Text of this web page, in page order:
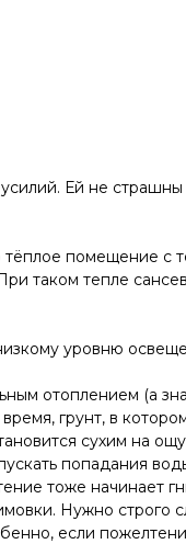
Ей не
помещение с
таком тепле
уровню
отоплением (а
грунт, в
сухим на
попадания
тоже начинает
Нужно строго
если